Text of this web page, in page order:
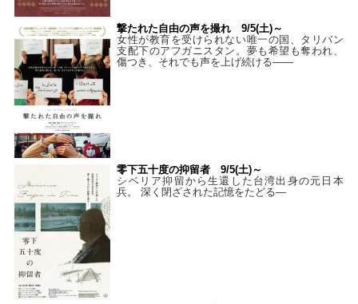
撃たれた自由の声を撮れ 9/5(土)～
女性が教育を受けられない唯一の国、タリバン
支配下のアフガニスタン。夢も希望も奪われ、
傷つき、それでも声を上げ続ける——
零下五十度の抑留者 9/5(土)～
シベリア抑留から生還した台湾出身の元日本
兵。 深く閉ざされた記憶をたどる—